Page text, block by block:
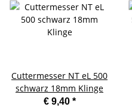
Cuttermesser NT eL 500
schwarz 18mm Klinge
€ 9,40 *